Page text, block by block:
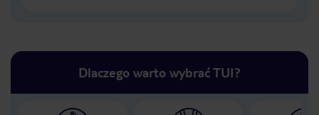
Dlaczego warto wybrać TUI?